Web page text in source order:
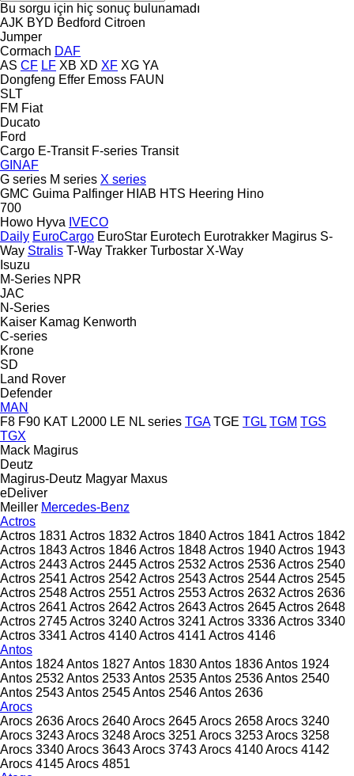
Bu sorgu için hiç sonuç bulunamadı
AJK BYD Bedford Citroen
Jumper
Cormach DAF
AS CF LF XB XD XF XG YA
Dongfeng Effer Emoss FAUN
SLT
FM Fiat
Ducato
Ford
Cargo E-Transit F-series Transit
GINAF
G series M series X series
GMC Guima Palfinger HIAB HTS Heering Hino
700
Howo Hyva IVECO
Daily EuroCargo EuroStar Eurotech Eurotrakker Magirus S-
Way Stralis T-Way Trakker Turbostar X-Way
Isuzu
M-Series NPR
JAC
N-Series
Kaiser Kamag Kenworth
C-series
Krone
SD
Land Rover
Defender
MAN
F8 F90 KAT L2000 LE NL series TGA TGE TGL TGM TGS
TGX
Mack Magirus
Deutz
Magirus-Deutz Magyar Maxus
eDeliver
Meiller Mercedes-Benz
Actros
Actros 1831 Actros 1832 Actros 1840Actros 1841 Actros 1842
Actros 1843Actros 1846Actros 1848Actros 1940Actros 1943
Actros 2443Actros 2445Actros 2532 Actros 2536Actros 2540
Actros 2541 Actros 2542 Actros 2543Actros 2544Actros 2545
Actros 2548Actros 2551 Actros 2553Actros 2632 Actros 2636
Actros 2641 Actros 2642 Actros 2643Actros 2645Actros 2648
Actros 2745Actros 3240Actros 3241 Actros 3336Actros 3340
Actros 3341 Actros 4140Actros 4141 Actros 4146
Antos
Antos 1824Antos 1827Antos 1830Antos 1836Antos 1924
Antos 2532 Antos 2533Antos 2535Antos 2536Antos 2540
Antos 2543Antos 2545Antos 2546Antos 2636
Arocs
Arocs 2636Arocs 2640Arocs 2645Arocs 2658Arocs 3240
Arocs 3243Arocs 3248Arocs 3251 Arocs 3253Arocs 3258
Arocs 3340Arocs 3643Arocs 3743Arocs 4140Arocs 4142
Arocs 4145Arocs 4851